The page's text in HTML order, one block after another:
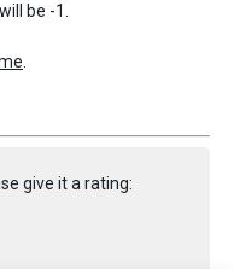
be -1.
give it a rating: